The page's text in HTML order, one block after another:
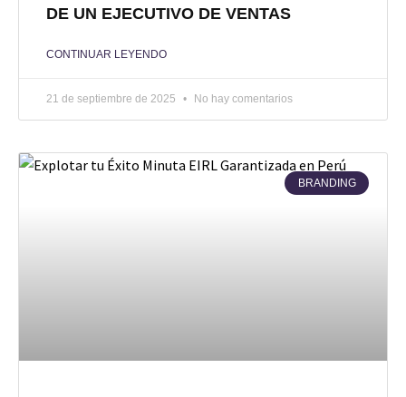
DE UN EJECUTIVO DE VENTAS
CONTINUAR LEYENDO
21 de septiembre de 2025 No hay comentarios
BRANDING